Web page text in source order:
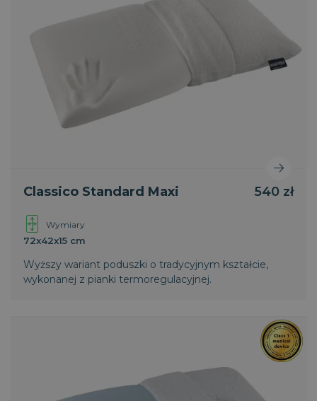
Classico Standard Maxi 540 zł
Wymiary
72x42x15 cm
Wyższy wariant poduszki o tradycyjnym kształcie,
wykonanej z pianki termoregulacyjnej.